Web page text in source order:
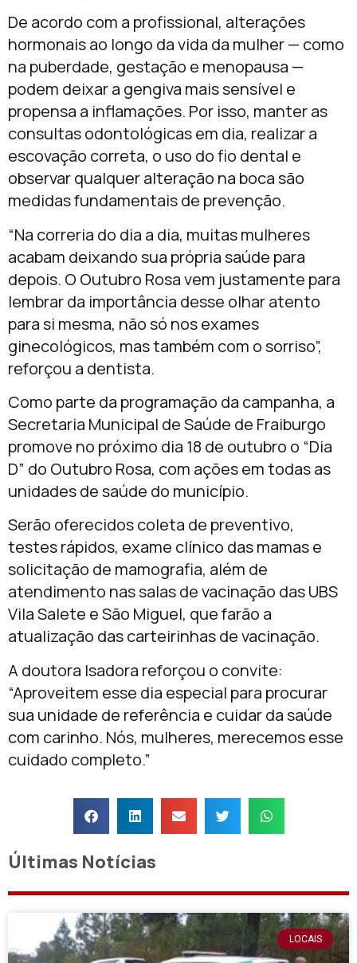
De acordo com a profissional, alterações
hormonais ao longo da vida da mulher — como
na puberdade, gestação e menopausa —
podem deixar a gengiva mais sensível e
propensa a inflamações. Por isso, manter as
consultas odontológicas em dia, realizar a
escovação correta, o uso do fio dental e
observar qualquer alteração na boca são
medidas fundamentais de prevenção.
“Na correria do dia a dia, muitas mulheres
acabam deixando sua própria saúde para
depois. O Outubro Rosa vem justamente para
lembrar da importância desse olhar atento
para si mesma, não só nos exames
ginecológicos, mas também com o sorriso”,
reforçou a dentista.
Como parte da programação da campanha, a
Secretaria Municipal de Saúde de Fraiburgo
promove no próximo dia 18 de outubro o “Dia
D” do Outubro Rosa, com ações em todas as
unidades de saúde do município.
Serão oferecidos coleta de preventivo,
testes rápidos, exame clínico das mamas e
solicitação de mamografia, além de
atendimento nas salas de vacinação das UBS
Vila Salete e São Miguel, que farão a
atualização das carteirinhas de vacinação.
A doutora Isadora reforçou o convite:
“Aproveitem esse dia especial para procurar
sua unidade de referência e cuidar da saúde
com carinho. Nós, mulheres, merecemos esse
cuidado completo.”
Últimas Notícias
LOCAIS